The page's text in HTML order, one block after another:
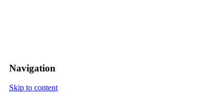
Navigation
Skip to content